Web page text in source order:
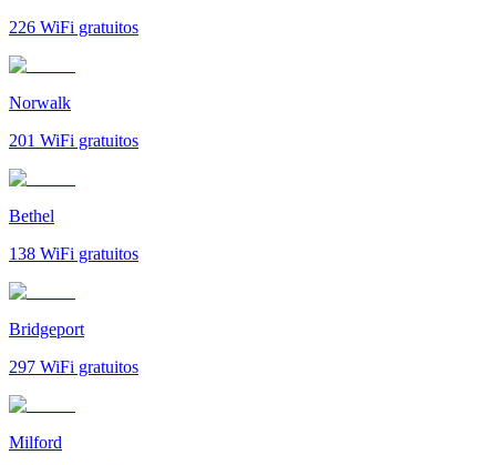
226 WiFi gratuitos
Norwalk
201 WiFi gratuitos
Bethel
138 WiFi gratuitos
Bridgeport
297 WiFi gratuitos
Milford